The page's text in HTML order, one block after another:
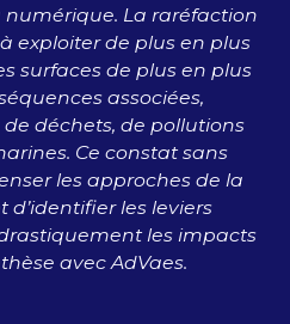
numérique. La raréfaction
exploiter de plus en plus
surfaces de plus en plus
associées,
déchets, de pollutions
Ce constat sans
les approches de la
les leviers
les impacts
avec AdVaes.